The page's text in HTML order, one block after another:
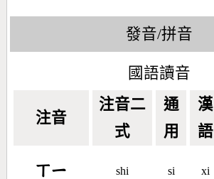
發音/拼音
國語讀音
注音
注音二
式
通
用
漢
語
ㄒㄧ
shi
si
xi